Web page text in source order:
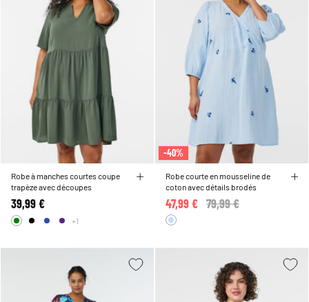
Robe à manches courtes coupe
trapèze avec découpes
39,99 €
+1
-40%
Robe courte en mousseline de
coton avec détails brodés
Price reduced from
79,99 €
47,99 €